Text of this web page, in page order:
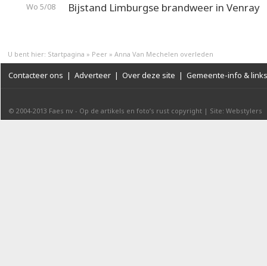
Wo 5/08 Bijstand Limburgse brandweer in Venray
U bent hier: Startpagina » Peer » Anna Van Mechelen overleden
Contacteer ons | Adverteer | Over deze site | Gemeente-info & links
© 2004-2013 Faes nv - Op de artikels en foto’s rust copyright | Site: Webstylers